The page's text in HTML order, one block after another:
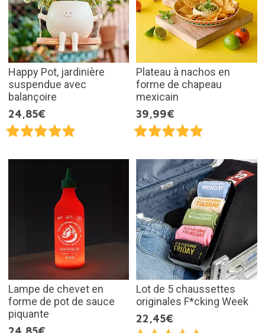
Happy Pot, jardinière
suspendue avec
balançoire
24,85€
Plateau à nachos en
forme de chapeau
mexicain
39,99€
Lampe de chevet en
forme de pot de sauce
piquante
Lot de 5 chaussettes
originales F*cking Week
22,45€